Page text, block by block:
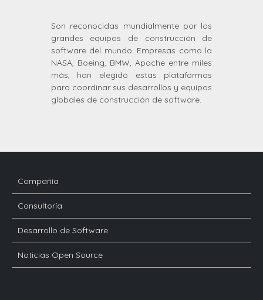
Son reconocidas mundialmente por los
grandes equipos de construcción de
software del mundo. Empresas como la
NASA, Boeing, BMW, Apache entre miles
más, han elegido estas plataformas
para coordinar sus desarrollos y equipos
globales de construcción de software.
Compañía
Consultoría
Desarrollo de Software
Noticias Open Source